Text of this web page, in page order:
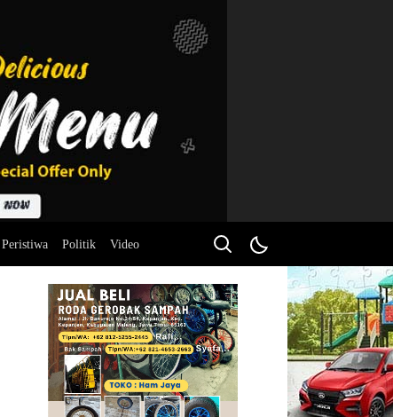
Peristiwa Politik Video